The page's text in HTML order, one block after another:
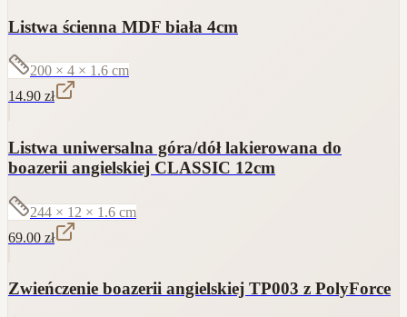
Listwa ścienna MDF biała 4cm
200 × 4 × 1.6 cm
14.90 zł
Listwa uniwersalna góra/dół lakierowana do
boazerii angielskiej CLASSIC 12cm
244 × 12 × 1.6 cm
69.00 zł
Zwieńczenie boazerii angielskiej TP003 z PolyForce